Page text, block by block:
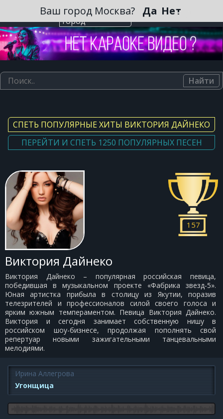
Выберите
город
Ваш город Москва? Да Нет
Найти
СПЕТЬ ПОПУЛЯРНЫЕ ХИТЫ ВИКТОРИЯ ДАЙНЕКО
ПЕРЕЙТИ И СПЕТЬ 1250 ПОПУЛЯРНЫХ ПЕСЕН
Виктория Дайнеко
Виктория Дайнеко – популярная российская певица,
победившая в музыкальном проекте «Фабрика звезд-5».
Юная артистка прибыла в столицу из Якутии, поразив
телезрителей и профессионалов силой своего голоса и
ярким южным темпераментом. Певица Виктория Дайнеко.
Виктория и сегодня занимает собственную нишу в
российском шоу-бизнесе, продолжая пополнять свой
репертуар новыми зажигательными танцевальными
мелодиями.
157
Ирина Аллегрова
Угонщица